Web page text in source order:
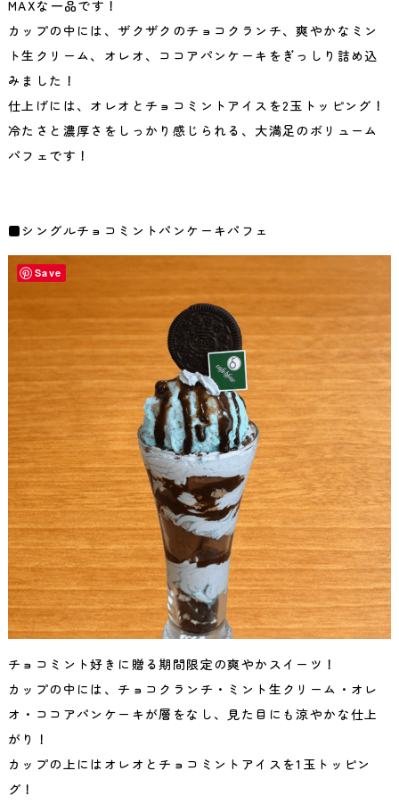
MAXな一品です！
カップの中には、ザクザクのチョコクランチ、爽やかなミン
ト生クリーム、オレオ、ココアパンケーキをぎっしり詰め込
みました！
仕上げには、オレオとチョコミントアイスを2玉トッピング！
冷たさと濃厚さをしっかり感じられる、大満足のボリューム
パフェです！
■シングルチョコミントパンケーキパフェ
チョコミント好きに贈る期間限定の爽やかスイーツ！
カップの中には、チョコクランチ・ミント生クリーム・オレ
オ・ココアパンケーキが層をなし、見た目にも涼やかな仕上
がり！
カップの上にはオレオとチョコミントアイスを1玉トッピン
グ！
Save